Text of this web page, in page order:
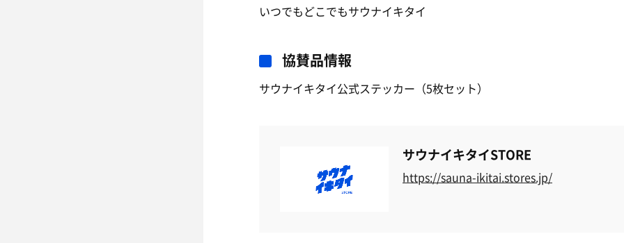
いつでもどこでもサウナイキタイ
協賛品情報
サウナイキタイ公式ステッカー（5枚セット）
サウナイキタイSTORE
https://sauna-ikitai.stores.jp/